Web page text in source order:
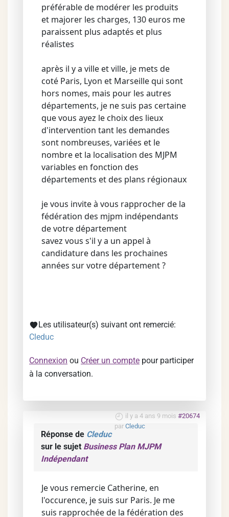
préférable de modérer les produits
et majorer les charges, 130 euros me
paraissent plus adaptés et plus
réalistes
après il y a ville et ville, je mets de
coté Paris, Lyon et Marseille qui sont
hors nomes, mais pour les autres
départements, je ne suis pas certaine
que vous ayez le choix des lieux
d'intervention tant les demandes
sont nombreuses, variées et le
nombre et la localisation des MJPM
variables en fonction des
départements et des plans régionaux
je vous invite à vous rapprocher de la
fédération des mjpm indépendants
de votre département
savez vous s'il y a un appel à
candidature dans les prochaines
années sur votre département ?
Les utilisateur(s) suivant ont remercié:
Cleduc
Connexion ou Créer un compte pour participer
à la conversation.
il y a 4 ans 9 mois #20674
par Cleduc
Réponse de Cleduc
sur le sujet Business Plan MJPM
Indépendant
Je vous remercie Catherine, en
l'occurence, je suis sur Paris. Je me
suis rapprochée de la fédération des